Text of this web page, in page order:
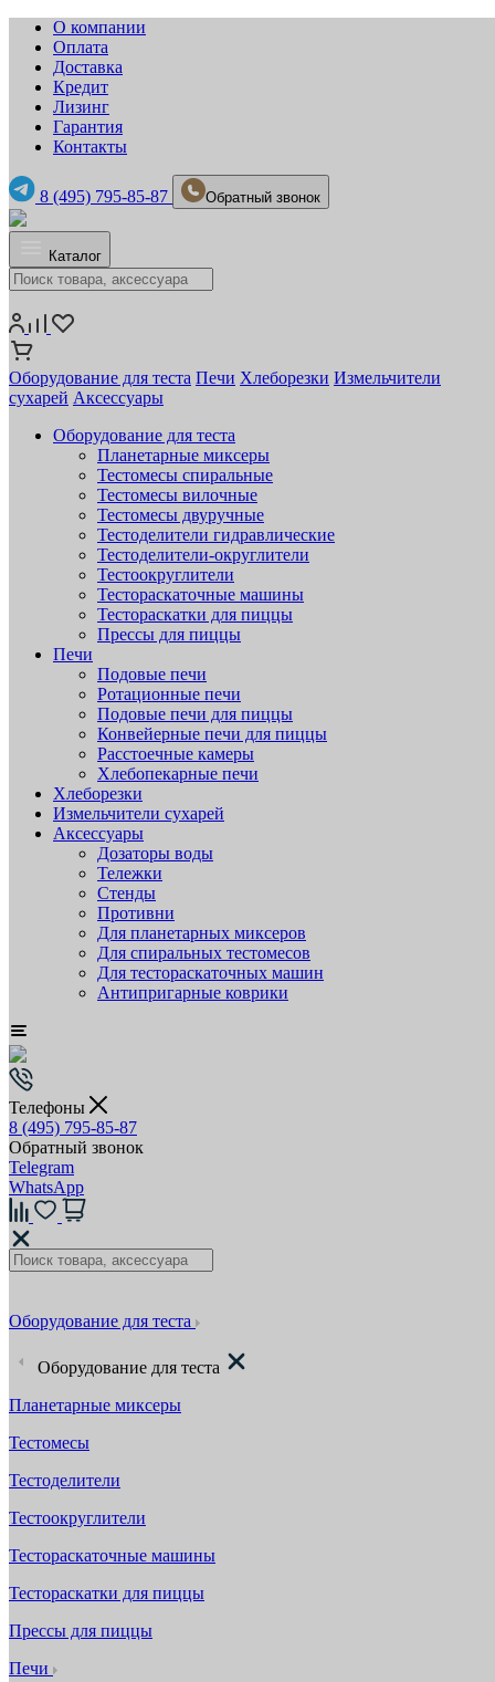
О компании
Оплата
Доставка
Кредит
Лизинг
Гарантия
Контакты
8 (495) 795-85-87 Обратный звонок
Каталог
Оборудование для теста Печи Хлеборезки Измельчители
сухарей Аксессуары
Оборудование для теста
Планетарные миксеры
Тестомесы спиральные
Тестомесы вилочные
Тестомесы двуручные
Тестоделители гидравлические
Тестоделители-округлители
Тестоокруглители
Тестораскаточные машины
Тестораскатки для пиццы
Прессы для пиццы
Печи
Подовые печи
Ротационные печи
Подовые печи для пиццы
Конвейерные печи для пиццы
Расстоечные камеры
Хлебопекарные печи
Хлеборезки
Измельчители сухарей
Аксессуары
Дозаторы воды
Тележки
Стенды
Противни
Для планетарных миксеров
Для спиральных тестомесов
Для тестораскаточных машин
Антипригарные коврики
Телефоны
8 (495) 795-85-87
Обратный звонок
Telegram
WhatsApp
Оборудование для теста
Оборудование для теста
Планетарные миксеры
Тестомесы
Тестоделители
Тестоокруглители
Тестораскаточные машины
Тестораскатки для пиццы
Прессы для пиццы
Печи